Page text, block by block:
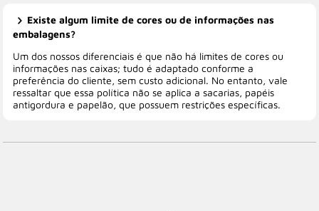
Existe algum limite de cores ou de informações nas
embalagens?
Um dos nossos diferenciais é que não há limites de cores ou
informações nas caixas; tudo é adaptado conforme a
preferência do cliente, sem custo adicional. No entanto, vale
ressaltar que essa política não se aplica a sacarias, papéis
antigordura e papelão, que possuem restrições específicas.